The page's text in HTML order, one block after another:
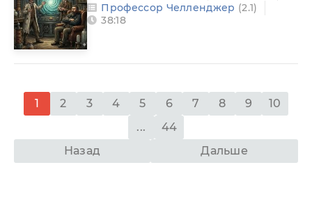
Профессор Челленджер (2.1)
38:18
Назад
1 2 3 4 5 6 7 8 9
10
...
44
Дальше